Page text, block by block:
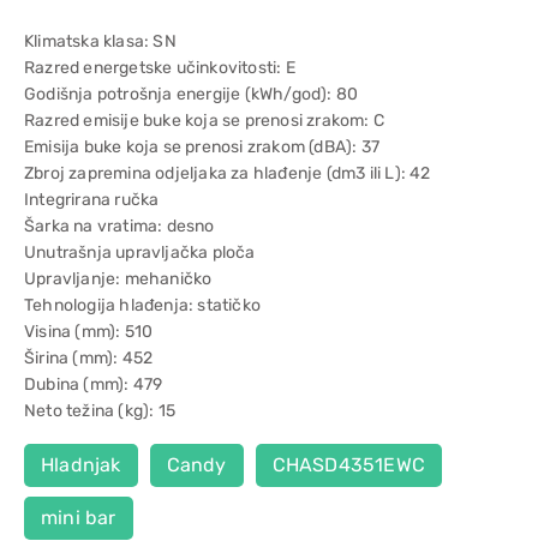
Klimatska klasa: SN
Razred energetske učinkovitosti: E
Godišnja potrošnja energije (kWh/god): 80
Razred emisije buke koja se prenosi zrakom: C
Emisija buke koja se prenosi zrakom (dBA): 37
Zbroj zapremina odjeljaka za hlađenje (dm3 ili L): 42
Integrirana ručka
Šarka na vratima: desno
Unutrašnja upravljačka ploča
Upravljanje: mehaničko
Tehnologija hlađenja: statičko
Visina (mm): 510
Širina (mm): 452
Dubina (mm): 479
Neto težina (kg): 15
Hladnjak Candy CHASD4351EWC
mini bar